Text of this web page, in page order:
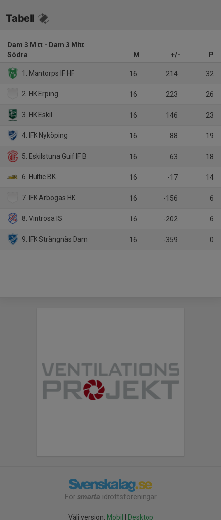
Tabell
Dam 3 Mitt - Dam 3 Mitt
Södra
M +/- P
1. Mantorps IF HF 16 214 32
2. HK Erping 16 223 26
3. HK Eskil 16 146 23
4. IFK Nyköping 16 88 19
5. Eskilstuna Guif IF B 16 63 18
6. Hultic BK 16 -17 14
7. IFK Arbogas HK 16 -156 6
8. Vintrosa IS 16 -202 6
9. IFK Strängnäs Dam 16 -359 0
För smarta idrottsföreningar
Välj version: Mobil Desktop